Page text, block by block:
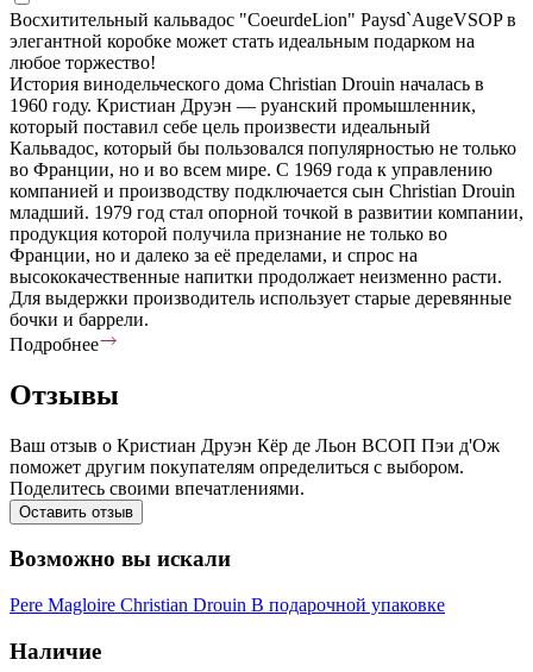
Восхитительный кальвадос "CoeurdeLion" Paysd`AugeVSOP в
элегантной коробке может стать идеальным подарком на
любое торжество!
История винодельческого дома Christian Drouin началась в
1960 году. Кристиан Друэн — руанский промышленник,
который поставил себе цель произвести идеальный
Кальвадос, который бы пользовался популярностью не только
во Франции, но и во всем мире. С 1969 года к управлению
компанией и производству подключается сын Christian Drouin
младший. 1979 год стал опорной точкой в развитии компании,
продукция которой получила признание не только во
Франции, но и далеко за её пределами, и спрос на
высококачественные напитки продолжает неизменно расти.
Для выдержки производитель использует старые деревянные
бочки и баррели.
Подробнее
Отзывы
Ваш отзыв о Кристиан Друэн Кёр де Льон ВСОП Пэи д'Ож
поможет другим покупателям определиться с выбором.
Поделитесь своими впечатлениями.
Оставить отзыв
Возможно вы искали
Pere Magloire Christian Drouin В подарочной упаковке
Наличие